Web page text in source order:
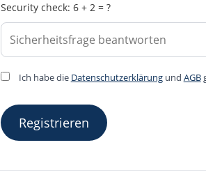
Security check: 6 + 2 = ?
Ich habe die Datenschutzerklärungund AGB
Registrieren